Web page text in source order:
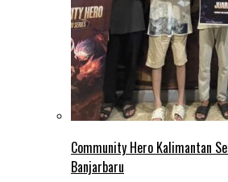
Community Hero Kalimantan
Banjarbaru